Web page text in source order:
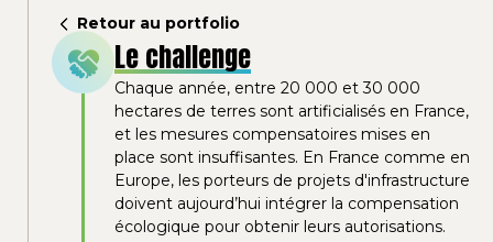
Retour au portfolio
Le challenge
Chaque année, entre 20 000 et 30 000
hectares de terres sont artificialisés en France,
et les mesures compensatoires mises en
place sont insuffisantes. En France comme en
Europe, les porteurs de projets d'infrastructure
doivent aujourd’hui intégrer la compensation
écologique pour obtenir leurs autorisations.